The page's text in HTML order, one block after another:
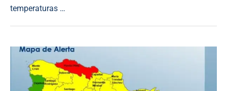
temperaturas …